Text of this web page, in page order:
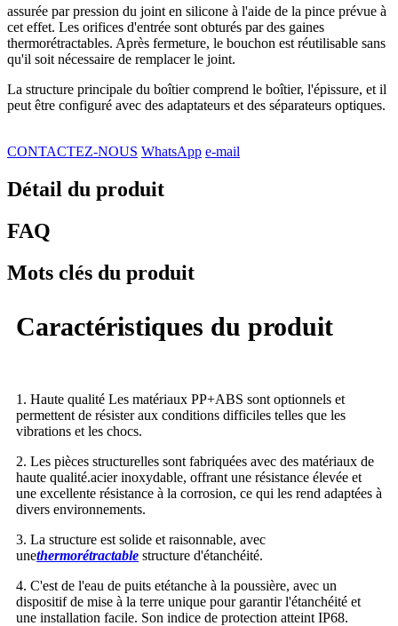
assurée par pression du joint en silicone à l'aide de la pince prévue à
cet effet. Les orifices d'entrée sont obturés par des gaines
thermorétractables. Après fermeture, le bouchon est réutilisable sans
qu'il soit nécessaire de remplacer le joint.
La structure principale du boîtier comprend le boîtier, l'épissure, et il
peut être configuré avec des adaptateurs et des séparateurs optiques.
CONTACTEZ-NOUS WhatsApp e-mail
Détail du produit
FAQ
Mots clés du produit
Caractéristiques du produit
1. Haute qualité Les matériaux PP+ABS sont optionnels et
permettent de résister aux conditions difficiles telles que les
vibrations et les chocs.
2. Les pièces structurelles sont fabriquées avec des matériaux de
haute qualité.acier inoxydable, offrant une résistance élevée et
une excellente résistance à la corrosion, ce qui les rend adaptées à
divers environnements.
3. La structure est solide et raisonnable, avec
unethermorétractable structure d'étanchéité.
4. C'est de l'eau de puits etétanche à la poussière, avec un
dispositif de mise à la terre unique pour garantir l'étanchéité et
une installation facile. Son indice de protection atteint IP68.